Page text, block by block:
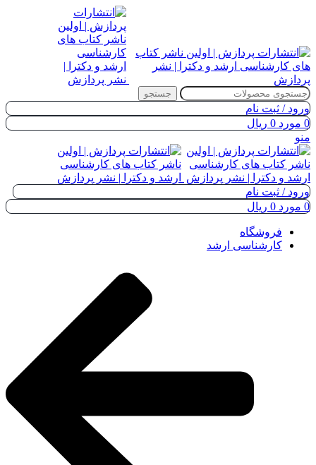
جستجو
ورود / ثبت نام
0 مورد 0 ریال
منو
ورود / ثبت نام
0 مورد 0 ریال
فروشگاه
کارشناسی ارشد